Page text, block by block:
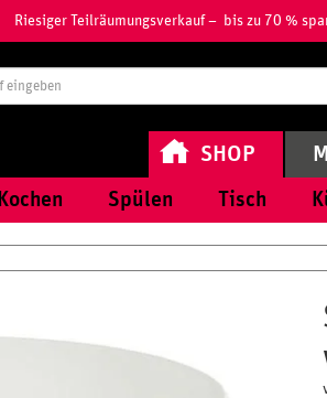
Riesiger Teilräumungsverkauf – bis zu 70 %
SHOP
Kochen Spülen Tisch